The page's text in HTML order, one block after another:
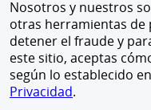
Nosotros y nuestros
otras herramientas de
detener el fraude y
este sitio, aceptas
según lo establecido
Privacidad.